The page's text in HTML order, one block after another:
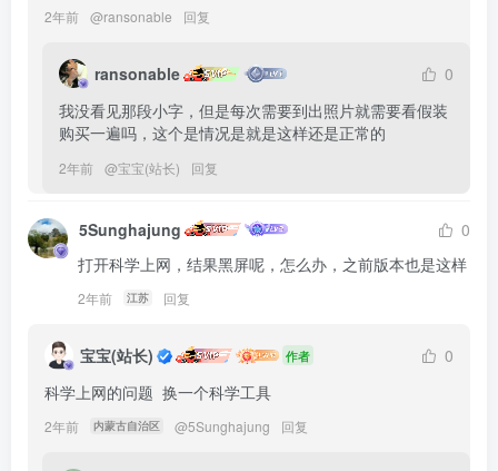
2年前 @ransonable 回复
ransonable
0
我没看见那段小字，但是每次需要到出照片就需要看假装
购买一遍吗，这个是情况是就是这样还是正常的
2年前 @宝宝(站长) 回复
5Sunghajung
0
打开科学上网，结果黑屏呢，怎么办，之前版本也是这样
2年前 江苏 回复
宝宝(站长) 作者
0
科学上网的问题  换一个科学工具
2年前 内蒙古自治区 @5Sunghajung 回复